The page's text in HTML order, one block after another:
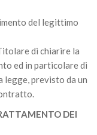
del legittimo
di chiarire la
ed in particolare di
legge, previsto da un
DEI